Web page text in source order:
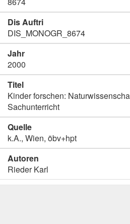
Dis Auftri
DIS_MONOGR_8674
Jahr
2000
Titel
Kinder forschen:
Sachunterricht
Quelle
k.A., Wien, öbv+hpt
Autoren
Rieder Karl